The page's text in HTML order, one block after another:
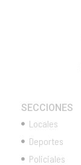
SECCIONES
Locales
Deportes
Policiales